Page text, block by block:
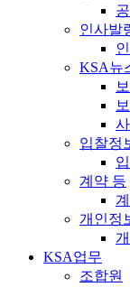
인사발
KSA뉴
입찰정
계약 등
개인정
KSA업무
조합원